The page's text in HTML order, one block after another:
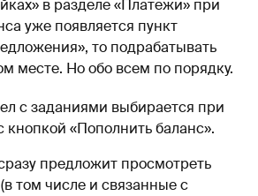
в разделе «Платежи» при
уже появляется пункт
то подрабатывать
месте. Но обо всем по порядку.
с заданиями выбирается при
кнопкой «Пополнить баланс».
предложит просмотреть
том числе и связанные с